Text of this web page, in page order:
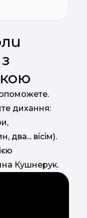
дихання:
два... вісім).
Кушнерук.